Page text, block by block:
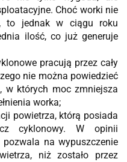
Choć worki nie
to jednak w ciągu roku
ilość, co już generuje
pracują przez cały
nie można powiedzieć
w których moc zmniejsza
worka;
powietrza, którą posiada
cyklonowy. W opinii
na wypuszczenie
niż zostało przez